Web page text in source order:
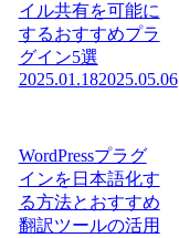
イル共有を可能に
するおすすめプラ
グイン5選
2025.01.182025.05.06
WordPressプラグ
インを日本語化す
る方法とおすすめ
翻訳ツールの活用